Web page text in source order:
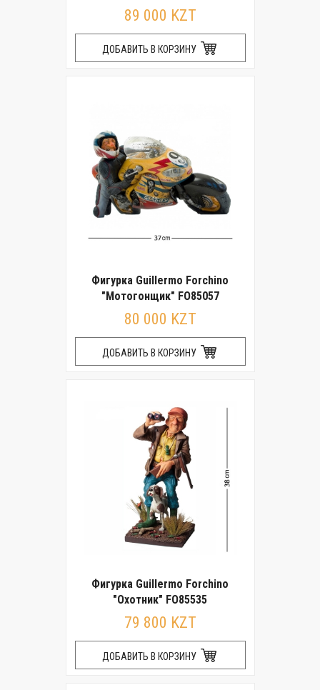
89 000 KZT
ДОБАВИТЬ В КОРЗИНУ
Фигурка Guillermo Forchino
"Мотогонщик" FO85057
80 000 KZT
ДОБАВИТЬ В КОРЗИНУ
Фигурка Guillermo Forchino
"Охотник" FO85535
79 800 KZT
ДОБАВИТЬ В КОРЗИНУ